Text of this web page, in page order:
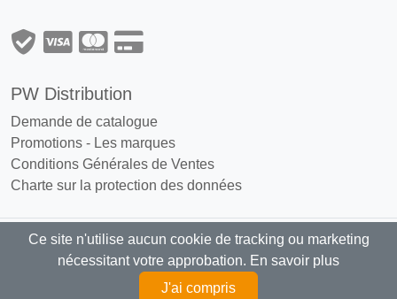
PW Distribution
Demande de catalogue
Promotions - Les marques
Conditions Générales de Ventes
Charte sur la protection des données
PW Distribution : Grossiste, distributeur
articles fumeurs exclusivement réservé aux professionnels
Ce site n'utilise aucun cookie de tracking ou marketing
nécessitant votre approbation. En savoir plus
J'ai compris